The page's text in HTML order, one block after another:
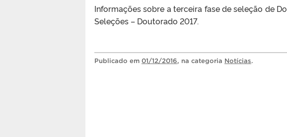
Informações sobre a terceira fase de seleção de
Seleções – Doutorado 2017.
Publicado em 01/12/2016, na categoria Notícias.